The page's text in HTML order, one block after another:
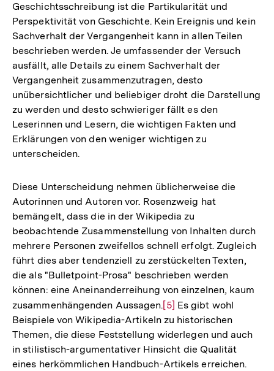
Geschichtsschreibung ist die Partikularität und
Perspektivität von Geschichte. Kein Ereignis und kein
Sachverhalt der Vergangenheit kann in allen Teilen
beschrieben werden. Je umfassender der Versuch
ausfällt, alle Details zu einem Sachverhalt der
Vergangenheit zusammenzutragen, desto
unübersichtlicher und beliebiger droht die Darstellung
zu werden und desto schwieriger fällt es den
Leserinnen und Lesern, die wichtigen Fakten und
Erklärungen von den weniger wichtigen zu
unterscheiden.
Diese Unterscheidung nehmen üblicherweise die
Autorinnen und Autoren vor. Rosenzweig hat
bemängelt, dass die in der Wikipedia zu
beobachtende Zusammenstellung von Inhalten durch
mehrere Personen zweifellos schnell erfolgt. Zugleich
führt dies aber tendenziell zu zerstückelten Texten,
die als "Bulletpoint-Prosa" beschrieben werden
können: eine Aneinanderreihung von einzelnen, kaum
zusammenhängenden Aussagen.Zur
Auflösung
der
Fußnote
[5] Es gibt wohl
Beispiele von Wikipedia-Artikeln zu historischen
Themen, die diese Feststellung widerlegen und auch
in stilistisch-argumentativer Hinsicht die Qualität
eines herkömmlichen Handbuch-Artikels erreichen.